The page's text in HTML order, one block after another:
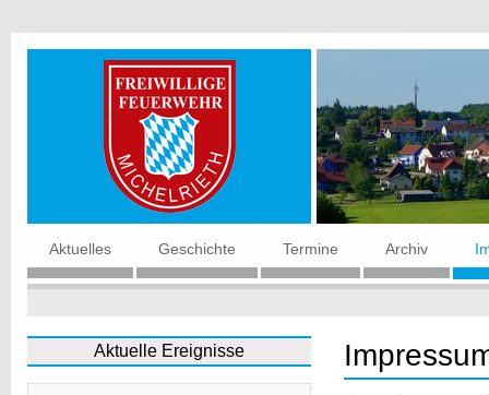
Navigation
überspringen
Aktuelles Geschichte Termine Archiv
Aktuelle Ereignisse